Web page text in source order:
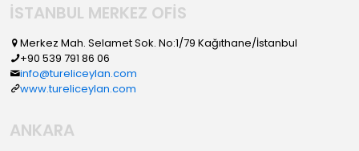
İSTANBUL MERKEZ OFİS
Merkez Mah. Selamet Sok. No:1/79 Kağıthane/İstanbul
+90 539 791 86 06
info@tureliceylan.com
www.tureliceylan.com
ANKARA